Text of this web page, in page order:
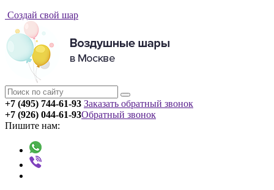
Создай свой шар
+7 (495) 744-61-93 Заказать обратный звонок
+7 (926) 044-61-93
Пишите нам:
Обратный звонок